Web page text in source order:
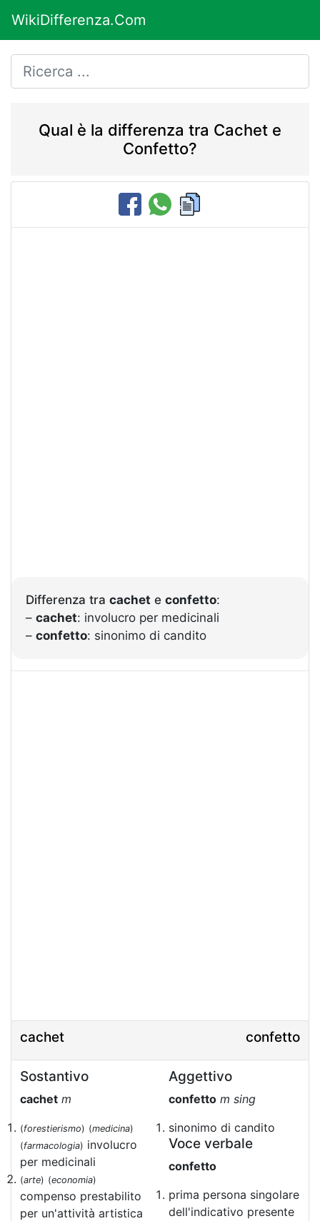
WikiDifferenza.Com
Qual è la differenza tra Cachet e
Confetto?
Differenza tra cachet e confetto:
– cachet: involucro per medicinali
– confetto: sinonimo di candito
cachet confetto
Sostantivo
cachet m
(forestierismo) (medicina)
(farmacologia) involucro
per medicinali
(arte) (economia)
compenso prestabilito
per un'attività artistica
Aggettivo
confetto m sing
sinonimo di candito
Voce verbale
confetto
prima persona singolare
dell'indicativo presente